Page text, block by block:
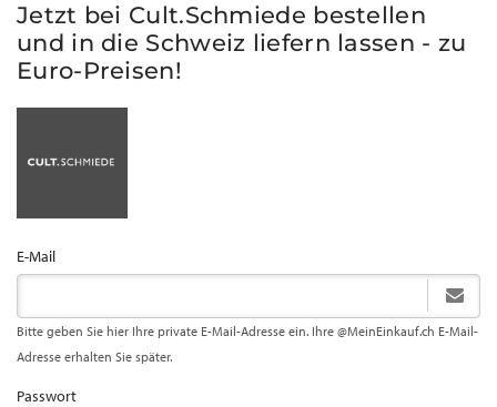
Jetzt bei Cult.Schmiede bestellen
und in die Schweiz liefern lassen - zu
Euro-Preisen!
E-Mail
Bitte geben Sie hier Ihre private E-Mail-Adresse ein. Ihre @MeinEinkauf.ch E-Mail-
Adresse erhalten Sie später.
Passwort